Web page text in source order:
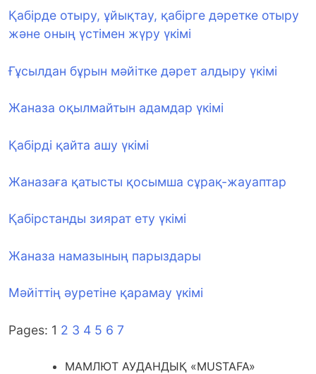
Қабiрде отыру, ұйықтау, қабiрге дәретке отыру
және оның үстiмен жүру үкімі
Ғұсылдан бұрын мәйiтке дәрет алдыру үкімі
Жаназа оқылмайтын адамдар үкімі
Қабiрдi қайта ашу үкімі
Жаназаға қатысты қосымша сұрақ-жауаптар
Қабiрстанды зиярат ету үкімі
Жаназа намазының парыздары
Мәйiттiң әуретiне қарамау үкiмi
Pages: 1 2 3 4 5 6 7
МАМЛЮТ АУДАНДЫҚ «MUSTAFA»